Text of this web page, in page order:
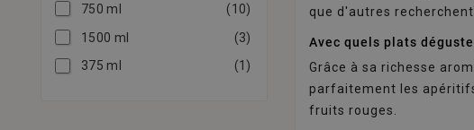
750 ml
(10)
1500 ml
(3)
375 ml
(1)
que d'autres
Avec quels plats
Grâce à sa richesse
parfaitement les
fruits rouges.